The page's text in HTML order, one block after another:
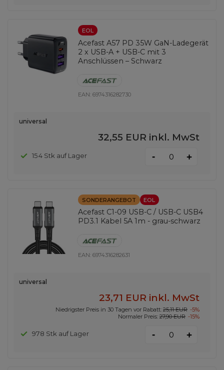
EOL
Acefast A57 PD 35W GaN-Ladegerät
2 x USB-A + USB-C mit 3
Anschlüssen – Schwarz
EAN:6974316282730
universal
32,55 EUR inkl. MwSt
154 Stk auf Lager - +
SONDERANGEBOT EOL
Acefast C1-09 USB-C / USB-C USB4
PD3.1 Kabel 5A 1m - grau-schwarz
EAN:6974316282631
universal
23,71 EUR inkl. MwSt
Niedrigster Preis in 30 Tagen vor Rabatt: 25,11 EUR -5%
Normaler Preis: 27,90 EUR -15%
978 Stk auf Lager - +